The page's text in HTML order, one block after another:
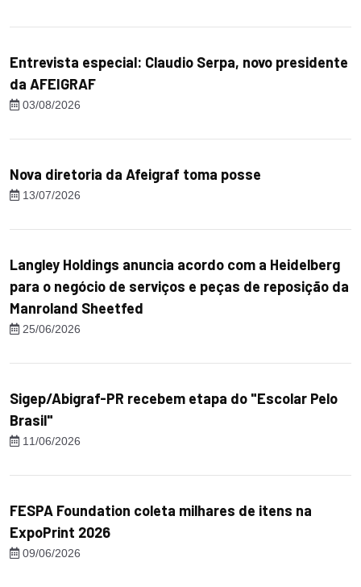
Entrevista especial: Claudio Serpa, novo presidente
da AFEIGRAF
03/08/2026
Nova diretoria da Afeigraf toma posse
13/07/2026
Langley Holdings anuncia acordo com a Heidelberg
para o negócio de serviços e peças de reposição da
Manroland Sheetfed
25/06/2026
Sigep/Abigraf-PR recebem etapa do "Escolar Pelo
Brasil"
11/06/2026
FESPA Foundation coleta milhares de itens na
ExpoPrint 2026
09/06/2026